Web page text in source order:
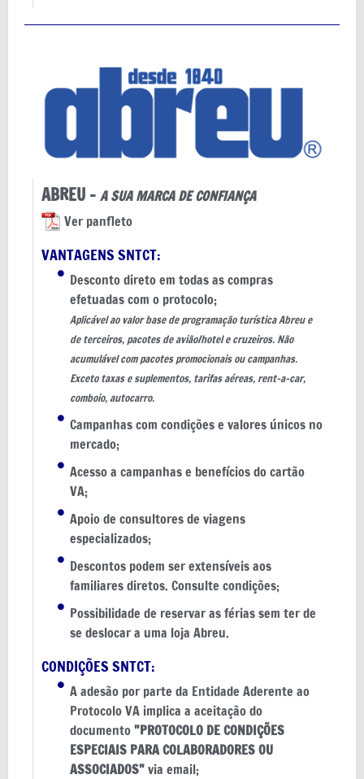
ABREU - A SUA MARCA DE CONFIANÇA
Ver panfleto
VANTAGENS SNTCT:
Desconto direto em todas as compras
efetuadas com o protocolo;
Aplicável ao valor base de programação turística Abreu e
de terceiros, pacotes de avião/hotel e cruzeiros. Não
acumulável com pacotes promocionais ou campanhas.
Exceto taxas e suplementos, tarifas aéreas, rent-a-car,
comboio, autocarro.
Campanhas com condições e valores únicos no
mercado;
Acesso a campanhas e benefícios do cartão
VA;
Apoio de consultores de viagens
especializados;
Descontos podem ser extensíveis aos
familiares diretos. Consulte condições;
Possibilidade de reservar as férias sem ter de
se deslocar a uma loja Abreu.
CONDIÇÕES SNTCT:
A adesão por parte da Entidade Aderente ao
Protocolo VA implica a aceitação do
documento"PROTOCOLO DE CONDIÇÕES
ESPECIAIS PARA COLABORADORES OU
ASSOCIADOS"via email;